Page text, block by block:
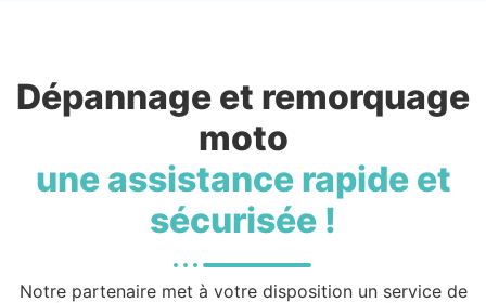
Dépannage et remorquage
moto
une assistance rapide et
sécurisée !
Notre partenaire met à votre disposition un service de